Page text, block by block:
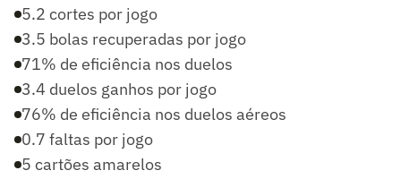
5.2 cortes por jogo
3.5 bolas recuperadas por jogo
71% de eficiência nos duelos
3.4 duelos ganhos por jogo
76% de eficiência nos duelos aéreos
0.7 faltas por jogo
5 cartões amarelos